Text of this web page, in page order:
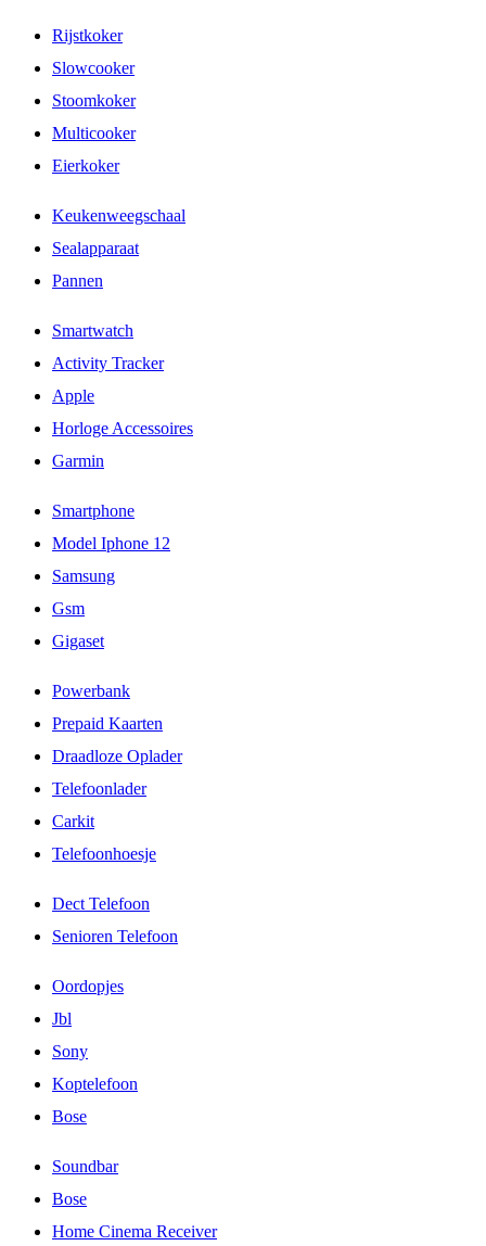
Rijstkoker
Slowcooker
Stoomkoker
Multicooker
Eierkoker
Keukenweegschaal
Sealapparaat
Pannen
Smartwatch
Activity Tracker
Apple
Horloge Accessoires
Garmin
Smartphone
Model Iphone 12
Samsung
Gsm
Gigaset
Powerbank
Prepaid Kaarten
Draadloze Oplader
Telefoonlader
Carkit
Telefoonhoesje
Dect Telefoon
Senioren Telefoon
Oordopjes
Jbl
Sony
Koptelefoon
Bose
Soundbar
Bose
Home Cinema Receiver